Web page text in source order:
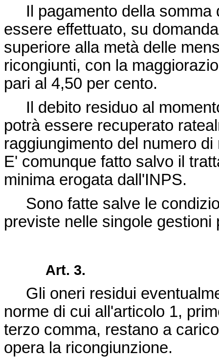
Il pagamento della somma
essere effettuato, su
superiore alla metà delle
ricongiunti, con la
pari al 4,50 per cento.
Il debito residuo al
potrà essere recuperato
raggiungimento del numero
E' comunque fatto salvo il
minima erogata dall'INPS.
Sono fatte salve le
previste nelle singole gestioni
Art. 3.
Gli oneri residui
norme di cui all'articolo 1,
terzo comma, restano a
opera la ricongiunzione.